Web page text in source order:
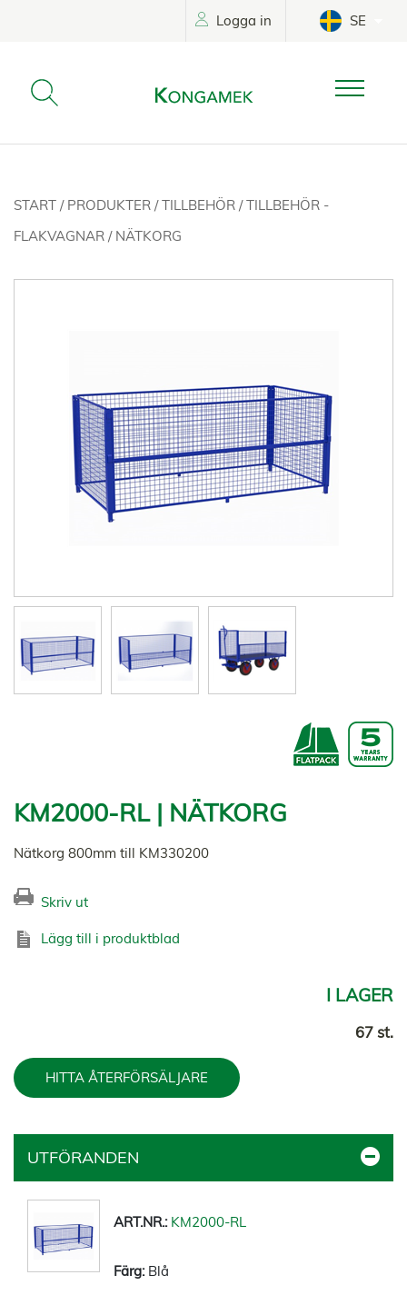
Logga in SE
START / PRODUKTER /TILLBEHÖR /TILLBEHÖR -
FLAKVAGNAR / NÄTKORG
KM2000-RL | NÄTKORG
Nätkorg 800mm till KM330200
Skriv ut
Lägg till i produktblad
I LAGER
67 st.
HITTA ÅTERFÖRSÄLJARE
UTFÖRANDEN
KM2000-RL
Blå